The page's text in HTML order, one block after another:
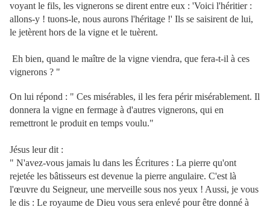
voyant le fils, les vignerons se dirent entre eux : 'Voici l'héritier :
allons-y ! tuons-le, nous aurons l'héritage !' Ils se saisirent de lui,
le jetèrent hors de la vigne et le tuèrent.
Eh bien, quand le maître de la vigne viendra, que fera-t-il à ces
vignerons ? "
On lui répond : " Ces misérables, il les fera périr misérablement. Il
donnera la vigne en fermage à d'autres vignerons, qui en
remettront le produit en temps voulu."
Jésus leur dit :
" N'avez-vous jamais lu dans les Écritures : La pierre qu'ont
rejetée les bâtisseurs est devenue la pierre angulaire. C'est là
l'œuvre du Seigneur, une merveille sous nos yeux ! Aussi, je vous
le dis : Le royaume de Dieu vous sera enlevé pour être donné à